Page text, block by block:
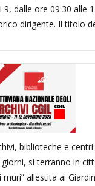
9, dalle ore 09:30 alle
dirigente. Il titolo
biblioteche e
giorni, si terranno in
muri” allestita ai